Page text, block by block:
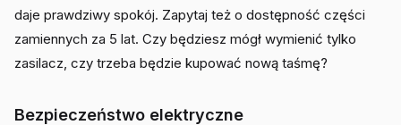
daje prawdziwy spokój. Zapytaj też o dostępność części
zamiennych za 5 lat. Czy będziesz mógł wymienić tylko
zasilacz, czy trzeba będzie kupować nową taśmę?
Bezpieczeństwo elektryczne